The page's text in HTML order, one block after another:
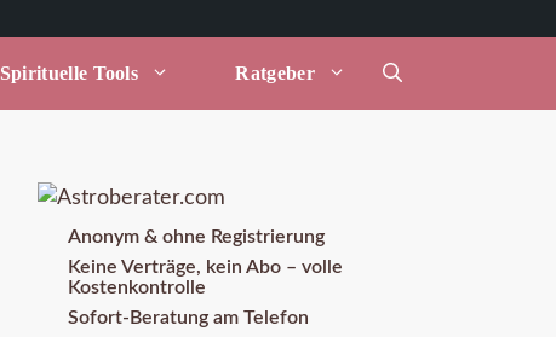
Spirituelle Tools Ratgeber
Anonym & ohne Registrierung
Keine Verträge, kein Abo – volle
Kostenkontrolle
Sofort-Beratung am Telefon